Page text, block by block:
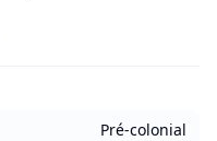
Pré-colonial